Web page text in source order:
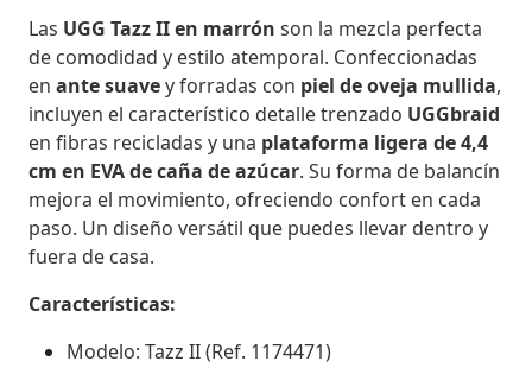
Las UGG Tazz II en marrón son la mezcla perfecta
de comodidad y estilo atemporal. Confeccionadas
en ante suavey forradas con piel de oveja mullida,
incluyen el característico detalle trenzado UGGbraid
en fibras recicladas y una plataforma ligera de 4,4
cm en EVA de caña de azúcar. Su forma de balancín
mejora el movimiento, ofreciendo confort en cada
paso. Un diseño versátil que puedes llevar dentro y
fuera de casa.
Características:
Modelo: Tazz II (Ref. 1174471)